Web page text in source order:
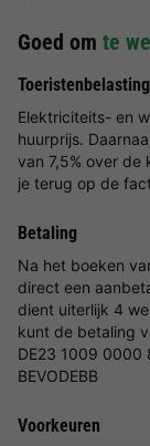
Goed om te
Toeristenbelasting
Elektriciteits- en
huurprijs.
van 7,5% over de
je terug op de
Betaling
Na het boeken
direct een
dient uiterlijk 4
kunt de betaling
DE23 1009 0000
BEVODEBB
Voorkeuren